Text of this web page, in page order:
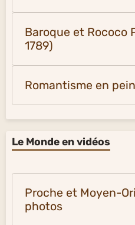
Baroque et Rococo
1789)
Romantisme en
Le Monde en vidéos
Proche et Moyen-
photos